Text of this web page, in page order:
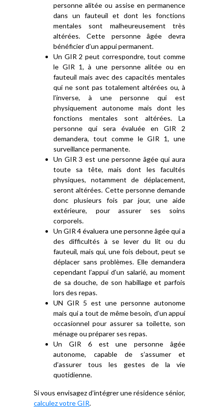
personne alitée ou assise en permanence
dans un fauteuil et dont les fonctions
mentales sont malheureusement très
altérées. Cette personne âgée devra
bénéficier d’un appui permanent.
Un GIR 2 peut correspondre, tout comme
le GIR 1, à une personne alitée ou en
fauteuil mais avec des capacités mentales
qui ne sont pas totalement altérées ou, à
l’inverse, à une personne qui est
physiquement autonome mais dont les
fonctions mentales sont altérées. La
personne qui sera évaluée en GIR 2
demandera, tout comme le GIR 1, une
surveillance permanente.
Un GIR 3 est une personne âgée qui aura
toute sa tête, mais dont les facultés
physiques, notamment de déplacement,
seront altérées. Cette personne demande
donc plusieurs fois par jour, une aide
extérieure, pour assurer ses soins
corporels.
Un GIR 4 évaluera une personne âgée qui a
des difficultés à se lever du lit ou du
fauteuil, mais qui, une fois debout, peut se
déplacer sans problèmes. Elle demandera
cependant l’appui d’un salarié, au moment
de sa douche, de son habillage et parfois
lors des repas.
UN GIR 5 est une personne autonome
mais qui a tout de même besoin, d’un appui
occasionnel pour assurer sa toilette, son
ménage ou préparer ses repas.
Un GIR 6 est une personne âgée
autonome, capable de s’assumer et
d’assurer tous les gestes de la vie
quotidienne.
Si vous envisagez d’intégrer une résidence sénior,
calculez votre GIR.